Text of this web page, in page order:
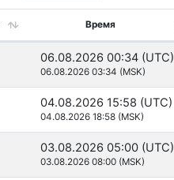
Время
06.08.2026 00:34 (UTC)
06.08.2026 03:34 (MSK)
04.08.2026 15:58 (UTC)
04.08.2026 18:58 (MSK)
03.08.2026 05:00 (UTC)
03.08.2026 08:00 (MSK)